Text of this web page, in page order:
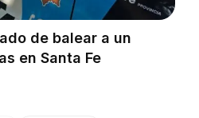
de balear a un
en Santa Fe